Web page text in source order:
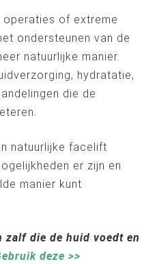
operaties of extreme
ondersteunen van de
natuurlijke manier.
hydratatie,
die de
natuurlijke facelift
er zijn en
manier kunt
zalf die de huid voedt en
deze >>